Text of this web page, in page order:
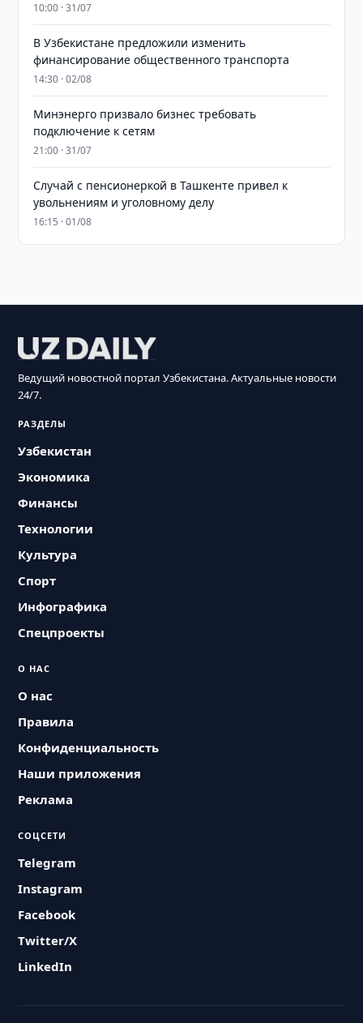
10:00 · 31/07
В Узбекистане предложили изменить
финансирование общественного транспорта
14:30 · 02/08
Минэнерго призвало бизнес требовать
подключение к сетям
21:00 · 31/07
Случай с пенсионеркой в Ташкенте привел к
увольнениям и уголовному делу
16:15 · 01/08
Ведущий новостной портал Узбекистана. Актуальные новости
24/7.
РАЗДЕЛЫ
Узбекистан
Экономика
Финансы
Технологии
Культура
Спорт
Инфографика
Спецпроекты
О НАС
О нас
Правила
Конфиденциальность
Наши приложения
Реклама
СОЦСЕТИ
Telegram
Instagram
Facebook
Twitter/X
LinkedIn